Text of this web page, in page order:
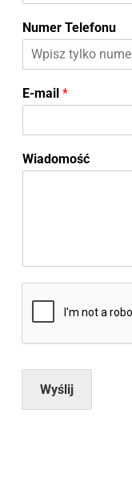
Numer Telefonu
E-mail *
Wiadomość
Wyślij